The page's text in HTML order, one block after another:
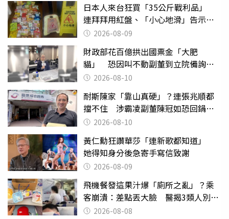
日本人來台狂買「35公斤戰利品」
連拜拜用紅盤、「小心地滑」告示牌
也帶回家
2026-08-09
財政部花百億拱出國票金「大肥
貓」 恐因叫不動副董到立院備詢惹
議 2026-08-10
耐斯陳家「靠山真硬」？連張兆順都
擋不住 涉霸凌副董陳冠如恐回鍋國
票證2026-08-10
黃仁勳狂讚華莎「連新歌都知道」
她得知身分後急寄手寫信致謝
2026-08-09
飛機餐發這果汁爆「廁所之亂」？乘
客崩潰：差點丟大臉 醫揭3類人別亂
喝 2026-08-08